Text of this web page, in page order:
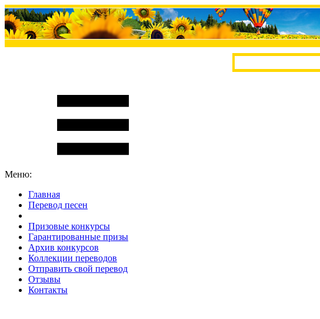
Меню:
Главная
Перевод песен
Призовые конкурсы
Гарантированные призы
Архив конкурсов
Коллекции переводов
Отправить свой перевод
Отзывы
Контакты